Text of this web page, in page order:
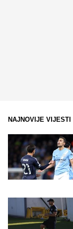
NAJNOVIJE VIJESTI